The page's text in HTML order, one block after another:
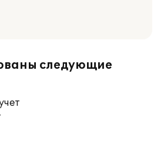
следующие